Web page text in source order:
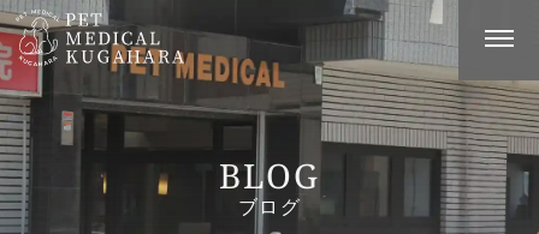
BLOG
ブログ